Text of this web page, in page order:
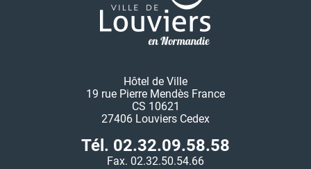
Hôtel de Ville
19 rue Pierre Mendès France
CS 10621
27406 Louviers Cedex
Tél. 02.32.09.58.58
Fax. 02.32.50.54.66